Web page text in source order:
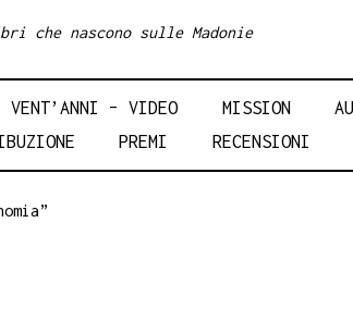
che nascono sulle Madonie
– VIDEO MISSION
PREMI RECENSIONI